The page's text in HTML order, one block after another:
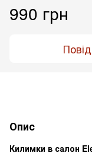
990 грн
Опис
Килимки в салон